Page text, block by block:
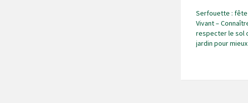
Serfouette :
Vivant –
respecter le sol
jardin pour